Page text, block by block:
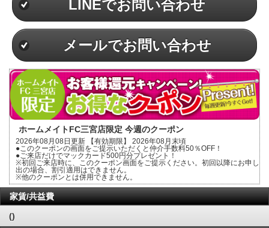
LINEでお問い合わせ
メールでお問い合わせ
ホームメイトFC三宮店限定 今週のクーポン
2026年08月08日更新 【有効期限】 2026年08月末頃
●このクーポンの画面をご提示いただくと仲介手数料50％OFF！
●ご来店だけでマックカード500円分プレゼント！
※初回ご来店時に、このクーポン画面をご提示ください。初回以降にお申し
出の場合、割引適用はできません。
※他のクーポンとは併用できません。
家賃/共益費
()